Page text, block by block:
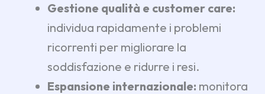
Gestione qualità e customer care:
individua rapidamente i problemi
ricorrenti per migliorare la
soddisfazione e ridurre i resi.
Espansione internazionale: monitora